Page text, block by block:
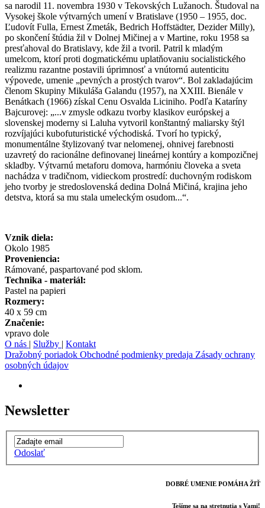
sa narodil 11. novembra 1930 v Tekovských Lužanoch. Študoval na
Vysokej škole výtvarných umení v Bratislave (1950 – 1955, doc.
Ľudovít Fulla, Ernest Zmeták, Bedrich Hoffstädter, Dezider Milly),
po skončení štúdia žil v Dolnej Mičinej a v Martine, roku 1958 sa
presťahoval do Bratislavy, kde žil a tvoril. Patril k mladým
umelcom, ktorí proti dogmatickému uplatňovaniu socialistického
realizmu razantne postavili úprimnosť a vnútornú autenticitu
výpovede, umenie „pevných a prostých tvarov“. Bol zakladajúcim
členom Skupiny Mikuláša Galandu (1957), na XXIII. Bienále v
Benátkach (1966) získal Cenu Osvalda Liciniho. Podľa Kataríny
Bajcurovej: „...v zmysle odkazu tvorby klasikov európskej a
slovenskej moderny si Laluha vytvoril konštantný maliarsky štýl
rozvíjajúci kubofuturistické východiská. Tvorí ho typický,
monumentálne štylizovaný tvar nelomenej, ohnivej farebnosti
uzavretý do racionálne definovanej lineárnej kontúry a kompozičnej
skladby. Výtvarnú metaforu domova, harmóniu človeka a sveta
nachádza v tradičnom, vidieckom prostredí: duchovným rodiskom
jeho tvorby je stredoslovenská dedina Dolná Mičiná, krajina jeho
detstva, ktorá sa mu stala umeleckým osudom...“.
Vznik diela:
Okolo 1985
Proveniencia:
Rámované, paspartované pod sklom.
Technika - materiál:
Pastel na papieri
Rozmery:
40 x 59 cm
Značenie:
vpravo dole
O nás | Služby | Kontakt
Dražobný poriadok Obchodné podmienky predaja Zásady ochrany
osobných údajov
Newsletter
Odoslať
DOBRÉ UMENIE POMÁHA ŽIŤ
Tešíme sa na stretnutia s Vami!